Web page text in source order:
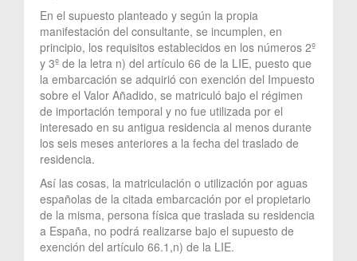
En el supuesto planteado y según la propia
manifestación del consultante, se incumplen, en
principio, los requisitos establecidos en los números 2º
y 3º de la letra n) del artículo 66 de la LIE, puesto que
la embarcación se adquirió con exención del Impuesto
sobre el Valor Añadido, se matriculó bajo el régimen
de importación temporal y no fue utilizada por el
interesado en su antigua residencia al menos durante
los seis meses anteriores a la fecha del traslado de
residencia.
Así las cosas, la matriculación o utilización por aguas
españolas de la citada embarcación por el propietario
de la misma, persona física que traslada su residencia
a España, no podrá realizarse bajo el supuesto de
exención del artículo 66.1,n) de la LIE.